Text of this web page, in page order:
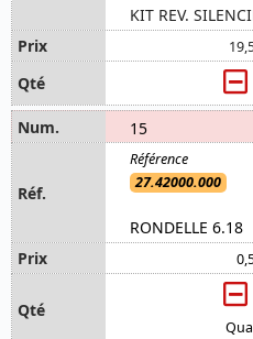
KIT REV.
15
27.42000.000
RONDELLE 6.18